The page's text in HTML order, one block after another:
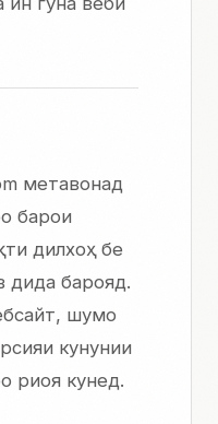
метавонад
барои
дилхоҳ бе
дида барояд.
шумо
кунунии
риоя кунед.